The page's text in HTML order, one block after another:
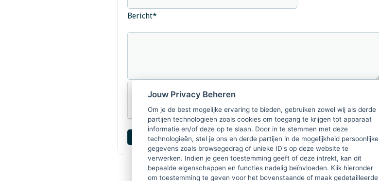
Bericht*
Jouw Privacy Beheren
Om je de best mogelijke ervaring te bieden, gebruiken zowel wij als derde
partijen technologieën zoals cookies om toegang te krijgen tot apparaat
informatie en/of deze op te slaan. Door in te stemmen met deze
technologieën, stel je ons en derde partijen in de mogelijkheid persoonlijke
gegevens zoals browsegedrag of unieke ID's op deze website te
verwerken. Indien je geen toestemming geeft of deze intrekt, kan dit
bepaalde eigenschappen en functies nadelig beïnvloeden. Klik hieronder
om toestemming te geven voor het bovenstaande of maak gedetailleerde